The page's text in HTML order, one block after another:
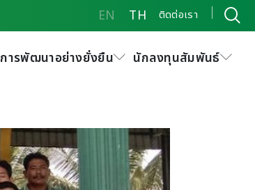
EN TH ติดต่อเรา
การพัฒนาอย่างยั่งยืน นักลงทุนสัมพันธ์